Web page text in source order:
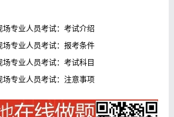
专业人员考试：考试介绍
专业人员考试：报考条件
专业人员考试：考试科目
专业人员考试：注意事项